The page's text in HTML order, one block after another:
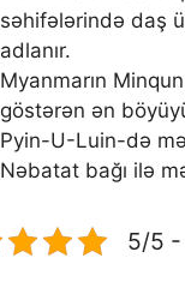
səhifələrində daş
adlanır.
Myanmarın
göstərən ən
Pyin-U-Luin-də
Nəbatat bağı ilə
5/5 -